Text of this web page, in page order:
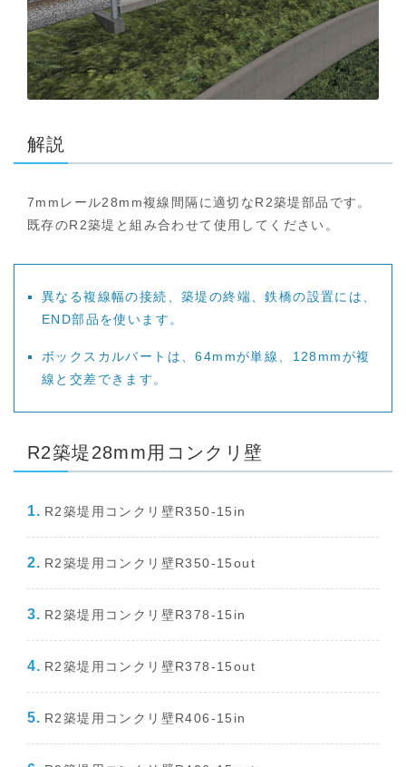
解説
7mmレール28mm複線間隔に適切なR2築堤部品です。
既存のR2築堤と組み合わせて使用してください。
異なる複線幅の接続、築堤の終端、鉄橋の設置には、
END部品を使います。
ボックスカルバートは、64mmが単線、128mmが複
線と交差できます。
R2築堤28mm用コンクリ壁
R2築堤用コンクリ壁R350-15in
R2築堤用コンクリ壁R350-15out
R2築堤用コンクリ壁R378-15in
R2築堤用コンクリ壁R378-15out
R2築堤用コンクリ壁R406-15in